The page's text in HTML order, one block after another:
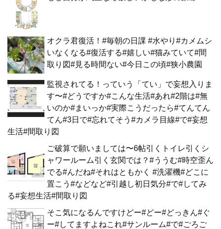
オクラ君復活！#毎朝の日課 #水やり#カメムシ
いなくなる#復活する#嬉しい#猫みていて#間
取り図#見る時間ない#今日この頃#狭小農園
監視されてる！っていう「てい」で妄想入りま
す〜#どうですか#こんな生活#あれ#2階は#無
いのか#まいっか#実際こうだったら#てんてん
てん#3日で#忘れてそう#カメラ目線#で#妄想
生活#間取り図
ご破算で願いましては〜6帖引くトイレ引くシ
ャワールーム引く玄関では？#ううむ#時空歪ん
でる#んだね#それはともかく #洗濯機#どこに
置こう#などなど#引越し初日気分#で#してみ
る#妄想生活#間取り図
そこ気になるんですけどー#どー#どっきん#ぐ
ー#してますよねこれ#サンルーム#で#ごろご